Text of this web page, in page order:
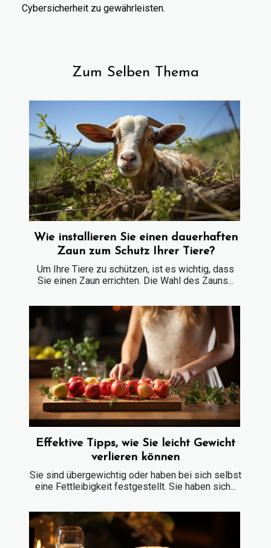
Cybersicherheit zu gewährleisten.
Zum Selben Thema
Wie installieren Sie einen dauerhaften
Zaun zum Schutz Ihrer Tiere?
Um Ihre Tiere zu schützen, ist es wichtig, dass
Sie einen Zaun errichten. Die Wahl des Zauns...
Effektive Tipps, wie Sie leicht Gewicht
verlieren können
Sie sind übergewichtig oder haben bei sich selbst
eine Fettleibigkeit festgestellt. Sie haben sich...